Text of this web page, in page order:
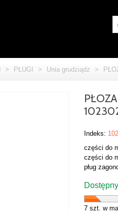
> PŁUGI > Unia grudziądz >
Indeks:
części do
części do
pług
7 szt. w